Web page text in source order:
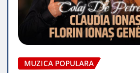
MUZICA POPULARA